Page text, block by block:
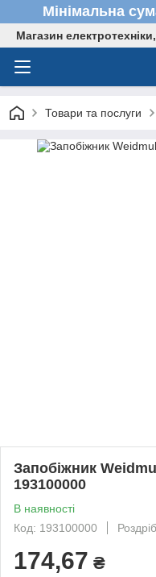
Мінімальна
Магазин
Товари та послуги
Запобіжник
193100000
В наявності
Код: 193100000
Роздріб
174,67 ₴